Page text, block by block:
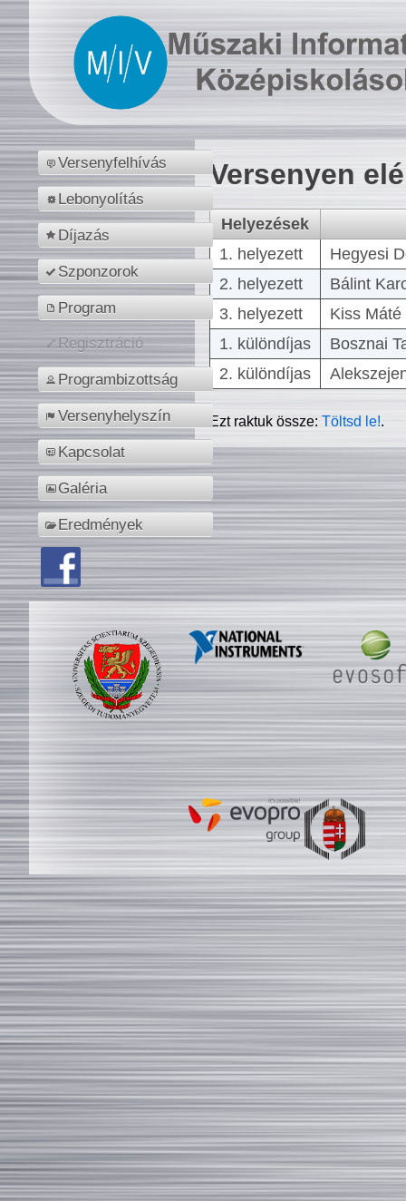
Versenyfelhívás
Lebonyolítás
Díjazás
Szponzorok
Program
Regisztráció
Programbizottság
Versenyhelyszín
Kapcsolat
Galéria
Eredmények
Versenyen
Helyezések
1. helyezett
Hegyesi
2. helyezett
Bálint
3. helyezett
Kiss
1. különdíjas
Bosznai
2. különdíjas
Ezt raktuk össze:Töltsd le!.